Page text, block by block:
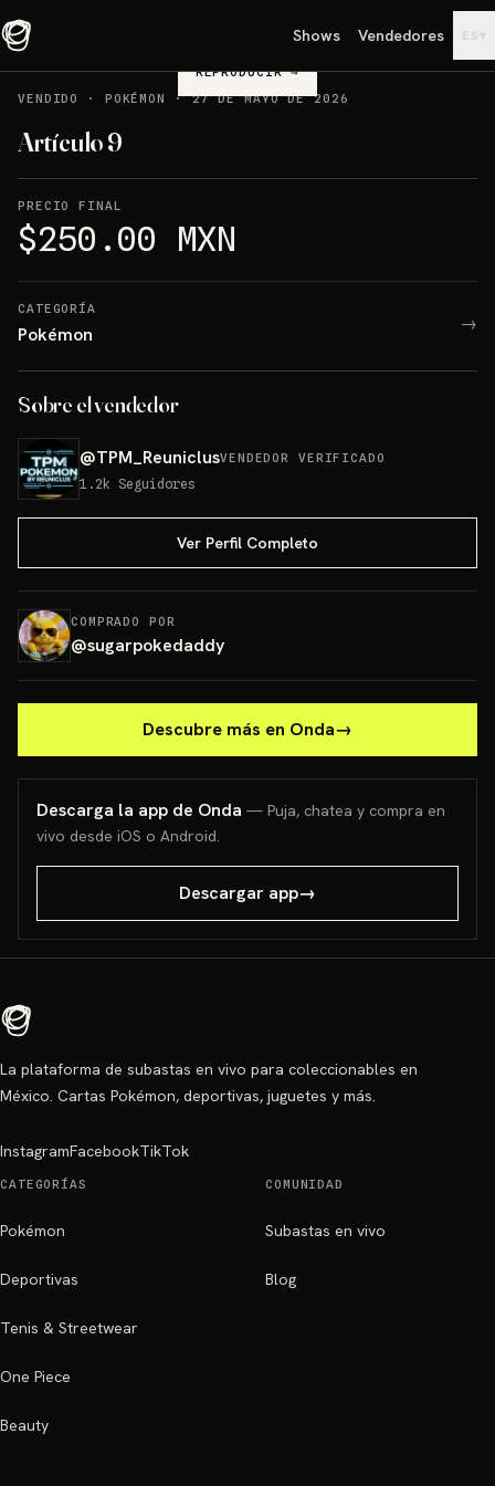
Shows Vendedores ES ▾
REPRODUCIR→
VENDIDO
· POKÉMON ·27 DE MAYO DE 2026
Artículo 9
PRECIO FINAL
$250.00 MXN
CATEGORÍA
Pokémon →
Sobre el vendedor
@TPM_ReuniclusVENDEDOR VERIFICADO
1.2k Seguidores
Ver Perfil Completo
COMPRADO POR
@sugarpokedaddy
Descubre más en Onda→
Descarga la app de Onda — Puja, chatea y compra en
vivo desde iOS o Android.
Descargar app→
La plataforma de subastas en vivo para coleccionables en
México. Cartas Pokémon, deportivas, juguetes y más.
InstagramFacebookTikTok
CATEGORÍAS
Pokémon
Deportivas
Tenis & Streetwear
One Piece
Beauty
COMUNIDAD
Subastas en vivo
Blog